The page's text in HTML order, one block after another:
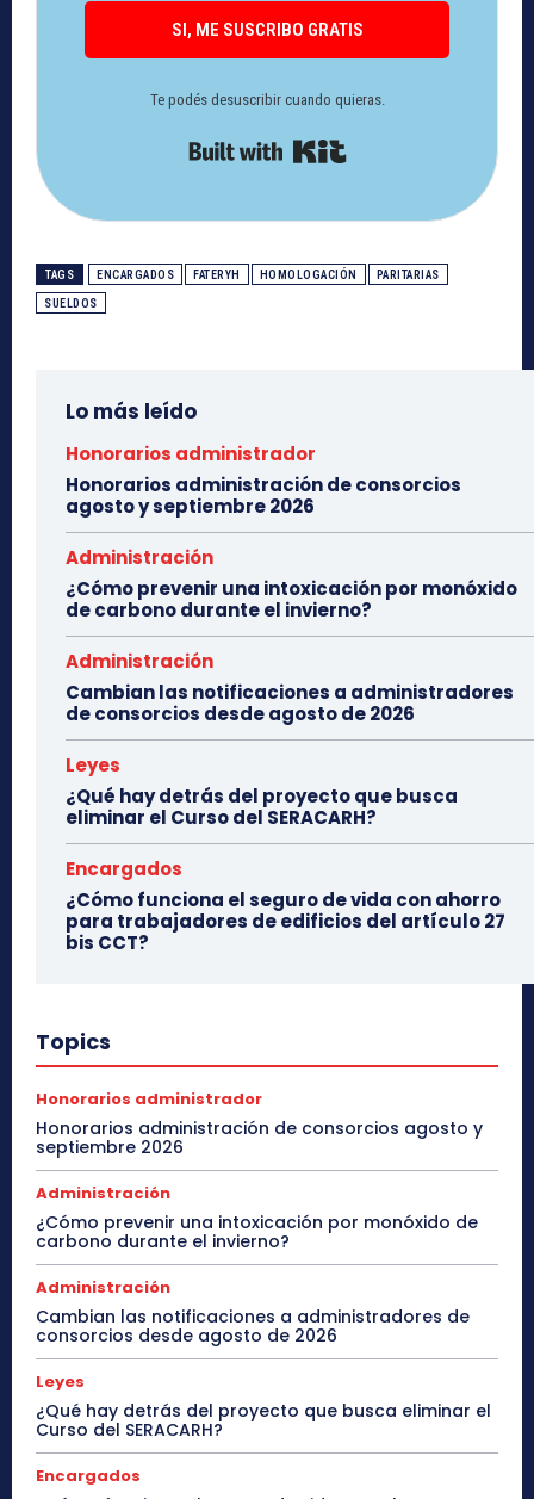
SI, ME SUSCRIBO GRATIS
Te podés desuscribir cuando quieras.
TAGS ENCARGADOS FATERYH HOMOLOGACIÓN PARITARIAS
SUELDOS
Lo más leído
Honorarios administrador
Honorarios administración de consorcios
agosto y septiembre 2026
Administración
¿Cómo prevenir una intoxicación por monóxido
de carbono durante el invierno?
Administración
Cambian las notificaciones a administradores
de consorcios desde agosto de 2026
Leyes
¿Qué hay detrás del proyecto que busca
eliminar el Curso del SERACARH?
Encargados
¿Cómo funciona el seguro de vida con ahorro
para trabajadores de edificios del artículo 27
bis CCT?
Topics
Honorarios administrador
Honorarios administración de consorcios agosto y
septiembre 2026
Administración
¿Cómo prevenir una intoxicación por monóxido de
carbono durante el invierno?
Administración
Cambian las notificaciones a administradores de
consorcios desde agosto de 2026
Leyes
¿Qué hay detrás del proyecto que busca eliminar el
Curso del SERACARH?
Encargados